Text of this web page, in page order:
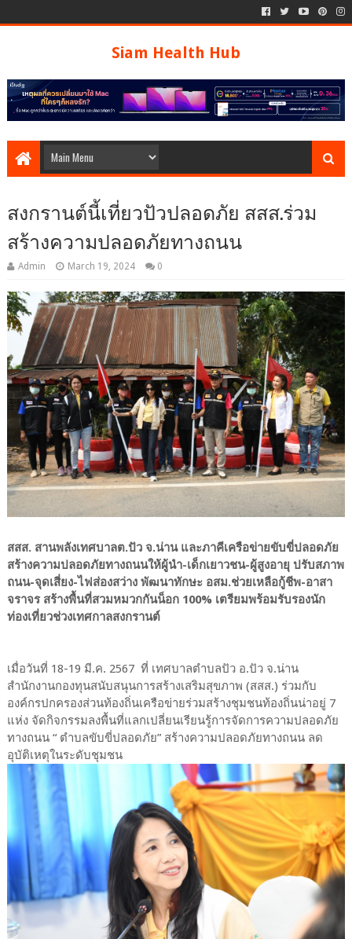
Siam Health Hub
สงกรานต์นี้เที่ยวปัวปลอดภัย สสส.ร่วม
สร้างความปลอดภัยทางถนน
Admin March 19, 2024 0
สสส. สานพลังเทศบาลต.ปัว จ.น่าน และภาคีเครือข่ายขับขี่ปลอดภัย
สร้างความปลอดภัยทางถนนให้ผู้นำ-เด็กเยาวชน-ผู้สูงอายุ ปรับสภาพ
ถนน-จุดเสี่ยง-ไฟส่องสว่าง พัฒนาทักษะ อสม.ช่วยเหลือกู้ชีพ-อาสา
จราจร สร้างพื้นที่สวมหมวกกันน็อก 100% เตรียมพร้อมรับรองนัก
ท่องเที่ยวช่วงเทศกาลสงกรานต์
เมื่อวันที่ 18-19 มี.ค. 2567 ที่ เทศบาลตำบลปัว อ.ปัว จ.น่าน
สำนักงานกองทุนสนับสนุนการสร้างเสริมสุขภาพ (สสส.) ร่วมกับ
องค์กรปกครองส่วนท้องถิ่นเครือข่ายร่วมสร้างชุมชนท้องถิ่นน่าอยู่ 7
แห่ง จัดกิจกรรมลงพื้นที่แลกเปลี่ยนเรียนรู้การจัดการความปลอดภัย
ทางถนน “ ตำบลขับขี่ปลอดภัย” สร้างความปลอดภัยทางถนน ลด
อุบัติเหตุในระดับชุมชน